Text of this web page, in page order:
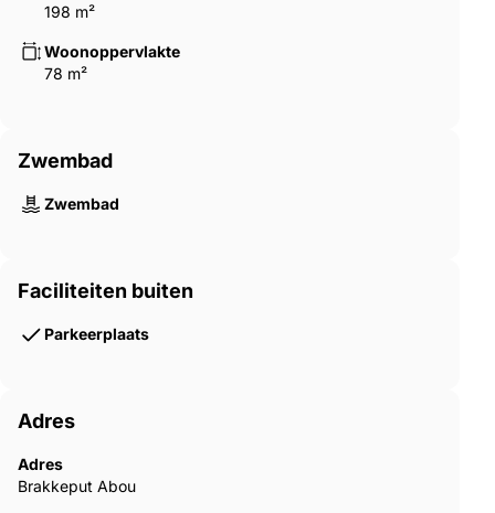
198 m²
Woonoppervlakte
78 m²
Zwembad
Zwembad
Faciliteiten buiten
Parkeerplaats
Adres
Adres
Brakkeput Abou